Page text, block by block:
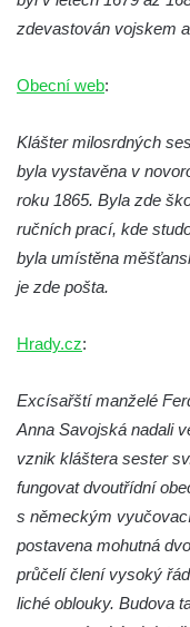
zdevastován vojskem
Obecní web:
Klášter milosrdných
byla vystavěna v
roku 1865. Byla zde
ručních prací, kde
byla umístěna
je zde pošta.
Hrady.cz:
Excísařští manželé
Anna Savojská nadali
vznik kláštera sester
fungovat dvoutřídní
s německým
postavena mohutná
průčelí člení vysoký
liché oblouky. Budova